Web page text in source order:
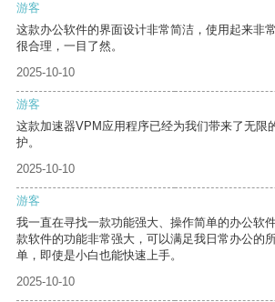
游客
这款办公软件的界面设计非常简洁，使用起来非
很合理，一目了然。
2025-10-10
游客
这款加速器VPM应用程序已经为我们带来了无限
护。
2025-10-10
游客
我一直在寻找一款功能强大、操作简单的办公软
款软件的功能非常强大，可以满足我日常办公的
单，即使是小白也能快速上手。
2025-10-10